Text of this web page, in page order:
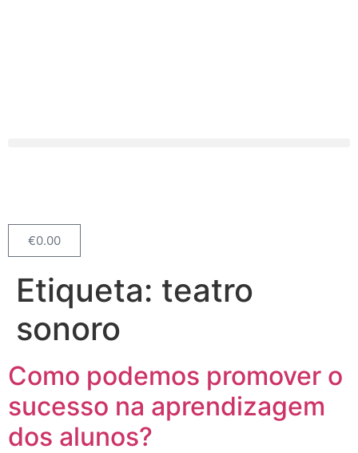
€0.00
Etiqueta: teatro
sonoro
Como podemos promover o
sucesso na aprendizagem
dos alunos?